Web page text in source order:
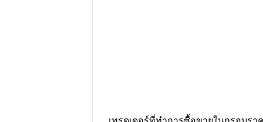
เทรดเดอร์ที่ทำการซื้อขายในกรอบร